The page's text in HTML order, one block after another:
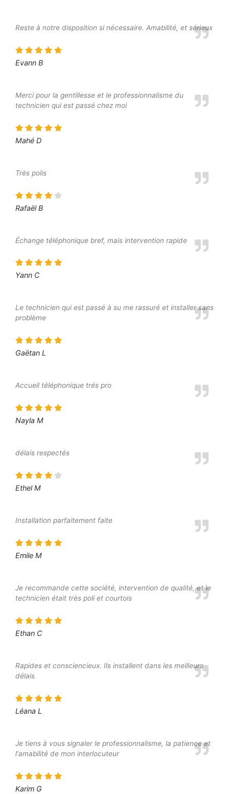
Reste à notre disposition si nécessaire. Amabilité, et sérieux
Evann B
Merci pour la gentillesse et le professionnalisme du
technicien qui est passé chez moi
Mahé D
Très polis
Rafaël B
Échange téléphonique bref, mais intervention rapide
Yann C
Le technicien qui est passé à su me rassuré et installer sans
problème
Gaëtan L
Accueil téléphonique trés pro
Nayla M
délais respectés
Ethel M
Installation parfaitement faite
Emile M
Je recommande cette société, intervention de qualité, et le
technicien était très poli et courtois
Ethan C
Rapides et consciencieux. Ils installent dans les meilleurs
délais
Léana L
Je tiens à vous signaler le professionnalisme, la patience et
l'amabilité de mon interlocuteur
Karim G